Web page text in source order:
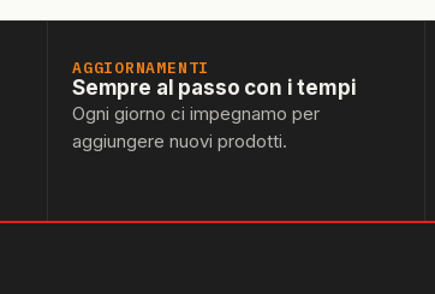
AGGIORNAMENTI
Sempre al passo con i tempi
Ogni giorno ci impegnamo per
aggiungere nuovi prodotti.